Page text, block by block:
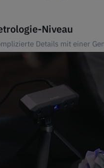
Niveau
Details mit einer